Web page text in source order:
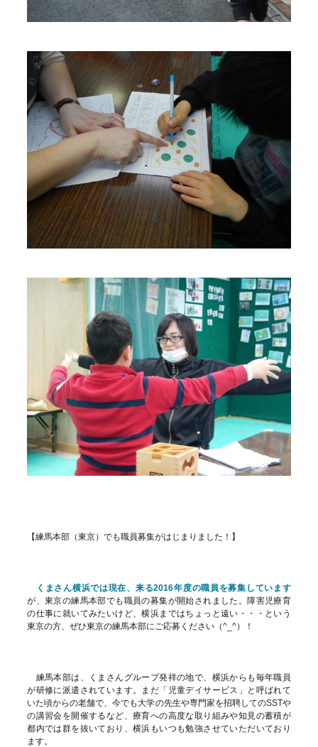
【練馬本部（東京）でも職員募集がはじまりました！】
くまさん横浜では現在、来る2016年度の職員を募集しています
が、東京の練馬本部でも職員の募集が開始されました。障害児療育
の仕事に就いてみたいけど、横浜まではちょっと遠い・・・という
東京の方、ぜひ東京の練馬本部にご応募ください（^_^）！
練馬本部は、くまさんグループ発祥の地で、横浜からも毎年職員
が研修に派遣されています。まだ「児童デイサービス」と呼ばれて
いた頃からの老舗で、今でも大学の先生や専門家を招聘してのSSTや
の講習会を開催するなど、療育への高度な取り組みや知見の蓄積が
都内では群を抜いており、横浜もいつも勉強させていただいており
ます。